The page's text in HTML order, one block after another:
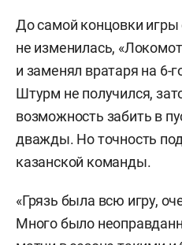
До самой концовки игры
не изменилась,
и заменял вратаря на 6-
Штурм не получился,
возможность забить в
дважды. Но точность
казанской команды.
«Грязь была всю игру,
Много было